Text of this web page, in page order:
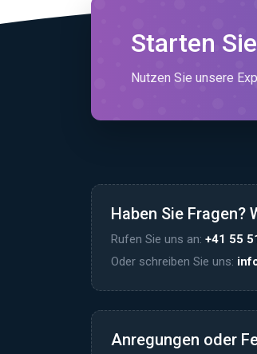
Starten
Nutzen Sie unsere
Haben Sie Fragen?
Rufen Sie uns an: +41 55
Oder schreiben Sie uns:
Anregungen oder